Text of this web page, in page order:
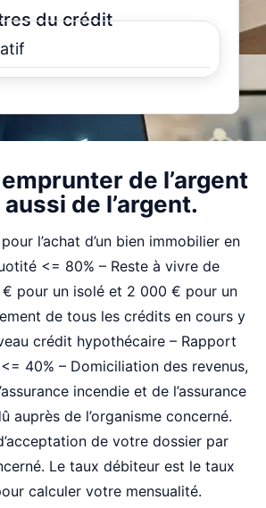
du crédit
de l’argent
de l’argent.
l’achat d’un bien immobilier en
<= 80% – Reste à vivre de
€ pour un isolé et 2 000 € pour un
de tous les crédits en cours y
crédit hypothécaire – Rapport
40% – Domiciliation des revenus,
incendie et de l’assurance
auprès de l’organisme concerné.
de votre dossier par
Le taux débiteur est le taux
calculer votre mensualité.